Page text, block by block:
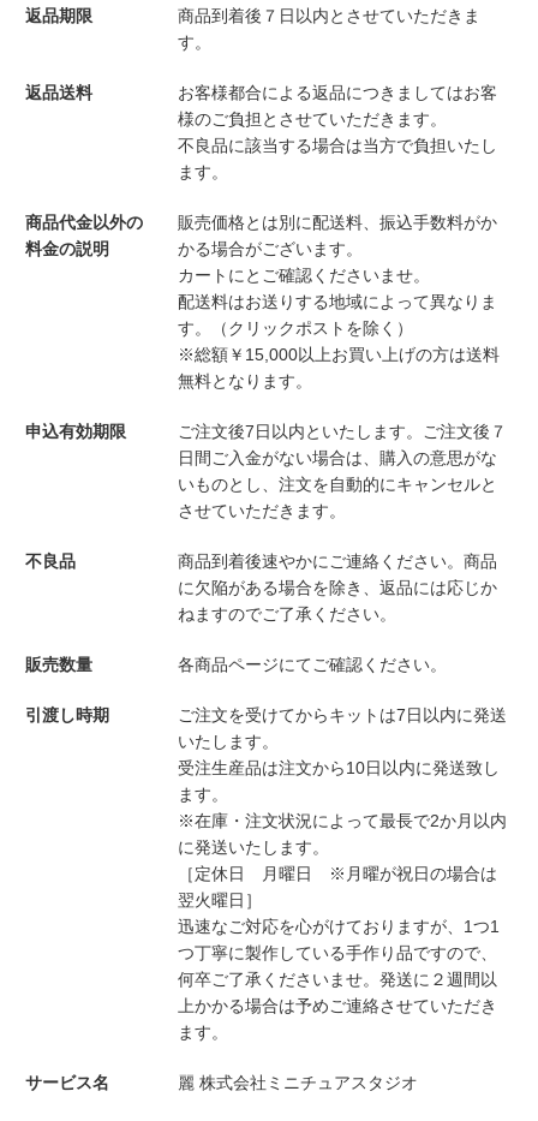
返品期限
商品到着後７日以内とさせていただきま
す。
返品送料
お客様都合による返品につきましてはお客
様のご負担とさせていただきます。
不良品に該当する場合は当方で負担いたし
ます。
商品代金以外の
料金の説明
販売価格とは別に配送料、振込手数料がか
かる場合がございます。
カートにとご確認くださいませ。
配送料はお送りする地域によって異なりま
す。（クリックポストを除く）
※総額￥15,000以上お買い上げの方は送料
無料となります。
申込有効期限
ご注文後7日以内といたします。ご注文後７
日間ご入金がない場合は、購入の意思がな
いものとし、注文を自動的にキャンセルと
させていただきます。
不良品
商品到着後速やかにご連絡ください。商品
に欠陥がある場合を除き、返品には応じか
ねますのでご了承ください。
販売数量 各商品ページにてご確認ください。
引渡し時期
ご注文を受けてからキットは7日以内に発送
いたします。
受注生産品は注文から10日以内に発送致し
ます。
※在庫・注文状況によって最長で2か月以内
に発送いたします。
［定休日 月曜日 ※月曜が祝日の場合は
翌火曜日］
迅速なご対応を心がけておりますが、1つ1
つ丁寧に製作している手作り品ですので、
何卒ご了承くださいませ。発送に２週間以
上かかる場合は予めご連絡させていただき
ます。
サービス名 麗 株式会社ミニチュアスタジオ